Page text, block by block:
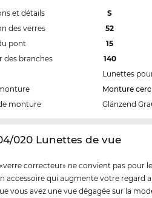
et détails
S
des verres
52
pont
15
des branches
140
Lunettes
Monture
monture
Glänzend
020 Lunettes de vue
correcteur» ne convient pas pour
accessoire qui augmente votre regard
vous avez une vue dégagée sur la